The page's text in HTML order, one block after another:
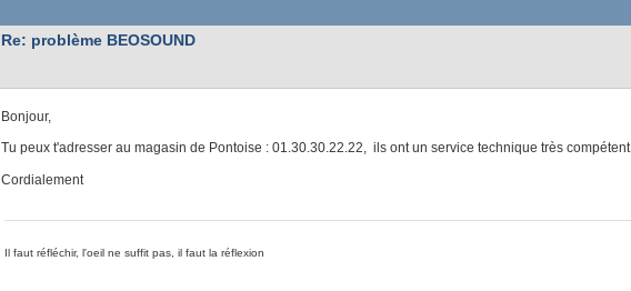
Re: problème BEOSOUND
Bonjour,
Tu peux t'adresser au magasin de Pontoise : 01.30.30.22.22, ils ont un service technique très compétent.
Cordialement
Il faut réfléchir, l'oeil ne suffit pas, il faut la réflexion